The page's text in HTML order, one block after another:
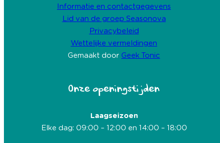
Informatie en contactgegevens
Lid van de groep Seasonova
Privacybeleid
Wettelijke vermeldingen
Gemaakt door Geek Tonic
Onze openingstijden
Laagseizoen
Elke dag: 09:00 – 12:00 en 14:00 – 18:00